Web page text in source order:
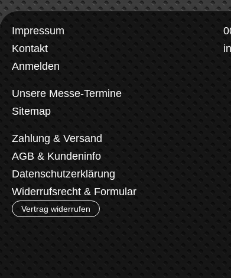
Impressum
Kontakt
Anmelden
Unsere Messe-Termine
Sitemap
Zahlung & Versand
AGB & Kundeninfo
Datenschutzerklärung
Widerrufsrecht & Formular
Vertrag widerrufen